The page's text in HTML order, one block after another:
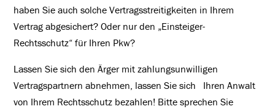
haben Sie auch solche Vertragsstreitigkeiten in Ihrem
Vertrag abgesichert? Oder nur den „Einsteiger-
Rechtsschutz“ für Ihren Pkw?
Lassen Sie sich den Ärger mit zahlungsunwilligen
Vertragspartnern abnehmen, lassen Sie sich Ihren Anwalt
von Ihrem Rechtsschutz bezahlen! Bitte sprechen Sie